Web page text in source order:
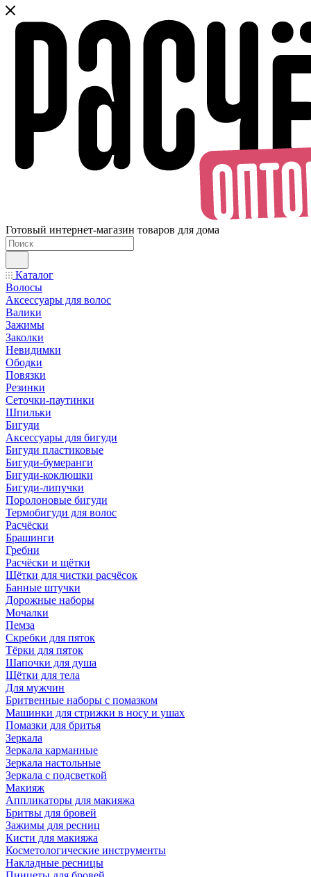
Готовый интернет-магазин товаров для дома
Каталог
Волосы
Аксессуары для волос
Валики
Зажимы
Заколки
Невидимки
Ободки
Повязки
Резинки
Сеточки-паутинки
Шпильки
Бигуди
Аксессуары для бигуди
Бигуди пластиковые
Бигуди-бумеранги
Бигуди-коклюшки
Бигуди-липучки
Поролоновые бигуди
Термобигуди для волос
Расчёски
Брашинги
Гребни
Расчёски и щётки
Щётки для чистки расчёсок
Банные штучки
Дорожные наборы
Мочалки
Пемза
Скребки для пяток
Тёрки для пяток
Шапочки для душа
Щётки для тела
Для мужчин
Бритвенные наборы с помазком
Машинки для стрижки в носу и ушах
Помазки для бритья
Зеркала
Зеркала карманные
Зеркала настольные
Зеркала с подсветкой
Макияж
Аппликаторы для макияжа
Бритвы для бровей
Зажимы для ресниц
Кисти для макияжа
Косметологические инструменты
Накладные ресницы